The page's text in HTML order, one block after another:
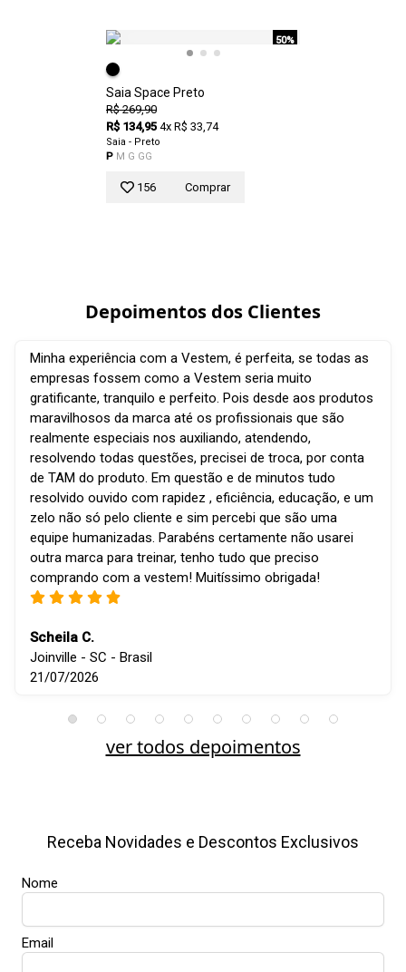
50%
Saia Space Preto
R$ 269,90
R$ 134,95 4x R$ 33,74
Saia - Preto
P M G GG
156 Comprar
Depoimentos dos Clientes
Minha experiência com a Vestem, é perfeita, se todas as
empresas fossem como a Vestem seria muito
gratificante, tranquilo e perfeito. Pois desde aos produtos
maravilhosos da marca até os profissionais que são
realmente especiais nos auxiliando, atendendo,
resolvendo todas questões, precisei de troca, por conta
de TAM do produto. Em questão e de minutos tudo
resolvido ouvido com rapidez , eficiência, educação, e um
zelo não só pelo cliente e sim percebi que são uma
equipe humanizadas. Parabéns certamente não usarei
outra marca para treinar, tenho tudo que preciso
comprando com a vestem! Muitíssimo obrigada!
Scheila C.
Joinville - SC - Brasil
21/07/2026
ver todos depoimentos
Receba Novidades e Descontos Exclusivos
Nome
Email